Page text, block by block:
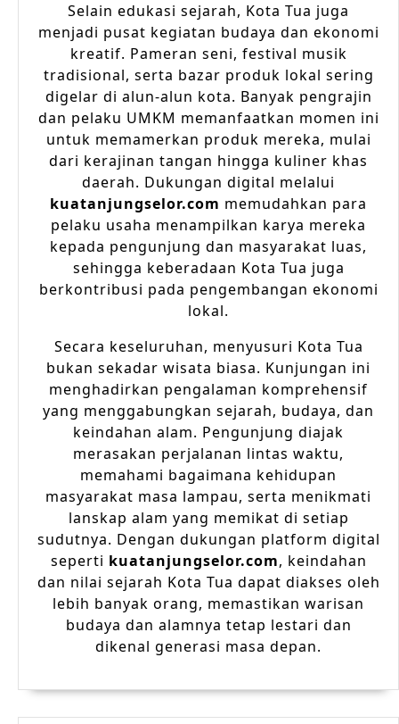
Selain edukasi sejarah, Kota Tua juga
menjadi pusat kegiatan budaya dan ekonomi
kreatif. Pameran seni, festival musik
tradisional, serta bazar produk lokal sering
digelar di alun-alun kota. Banyak pengrajin
dan pelaku UMKM memanfaatkan momen ini
untuk memamerkan produk mereka, mulai
dari kerajinan tangan hingga kuliner khas
daerah. Dukungan digital melalui
kuatanjungselor.com memudahkan para
pelaku usaha menampilkan karya mereka
kepada pengunjung dan masyarakat luas,
sehingga keberadaan Kota Tua juga
berkontribusi pada pengembangan ekonomi
lokal.
Secara keseluruhan, menyusuri Kota Tua
bukan sekadar wisata biasa. Kunjungan ini
menghadirkan pengalaman komprehensif
yang menggabungkan sejarah, budaya, dan
keindahan alam. Pengunjung diajak
merasakan perjalanan lintas waktu,
memahami bagaimana kehidupan
masyarakat masa lampau, serta menikmati
lanskap alam yang memikat di setiap
sudutnya. Dengan dukungan platform digital
seperti kuatanjungselor.com, keindahan
dan nilai sejarah Kota Tua dapat diakses oleh
lebih banyak orang, memastikan warisan
budaya dan alamnya tetap lestari dan
dikenal generasi masa depan.